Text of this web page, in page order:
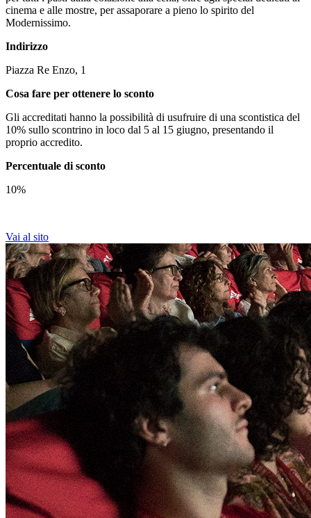
cinema e alle mostre, per assaporare a pieno lo spirito del
Modernissimo.
Indirizzo
Piazza Re Enzo, 1
Cosa fare per ottenere lo sconto
Gli accreditati hanno la possibilità di usufruire di una scontistica del
10% sullo scontrino in loco dal 5 al 15 giugno, presentando il
proprio accredito.
Percentuale di sconto
10%
Vai al sito